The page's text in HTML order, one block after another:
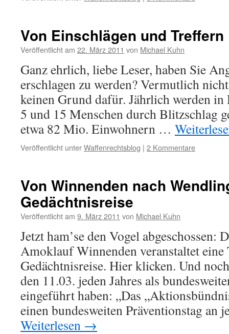
Von Einschlägen und Treffern
Veröffentlicht am 22. März 2011 von Michael Kuhn
Ganz ehrlich, liebe Leser, haben Sie
erschlagen zu werden? Vermutlich
keinen Grund dafür. Jährlich werden in
5 und 15 Menschen durch Blitzschlag
etwa 82 Mio. Einwohnern …
Veröffentlicht unterWaffenrechtsblog | 2 Kommentare
Von Winnenden nach
Gedächtnisreise
Veröffentlicht am 9. März 2011 von Michael Kuhn
Jetzt ham’se den Vogel abgeschossen:
Amoklauf Winnenden veranstaltet
Gedächtnisreise. Hier klicken. Und
den 11.03. jeden Jahres als
eingeführt haben: „Das
einen bundesweiten Präventionstag
Weiterlesen →